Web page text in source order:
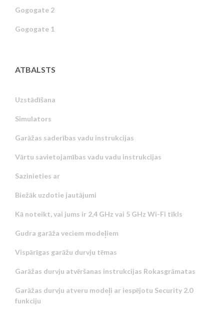
Gogogate 2
Gogogate 1
ATBALSTS
Uzstādīšana
Simulators
Garāžas saderības vadu instrukcijas
Vārtu savietojamības vadu vadu instrukcijas
Sazinieties ar
Biežāk uzdotie jautājumi
Kā noteikt, vai jums ir 2,4 GHz vai 5 GHz Wi-Fi tīkls
Gudra garāža veciem modeļiem
Vispārīgas garāžu durvju tēmas
Garāžas durvju atvēršanas instrukcijas Rokasgrāmatas
Garāžas durvju atveru modeļi ar iespējotu Security 2.0
funkciju